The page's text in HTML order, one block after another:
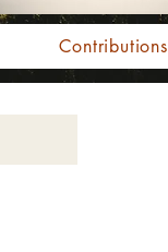
Contributions